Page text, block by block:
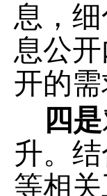
息，
息公
开的需
四是
升。
等相